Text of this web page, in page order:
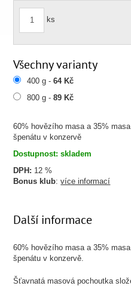
60% hovězího masa a 35%
špenátu v konzervě
Dostupnost: skladem
DPH: 12 %
Bonus klub:více informací
ks
Všechny varianty
400 g -64 Kč
800 g -89 Kč
Další informace
60% hovězího masa a 35%
špenátu v konzervě.
Šťavnatá masová pochoutka